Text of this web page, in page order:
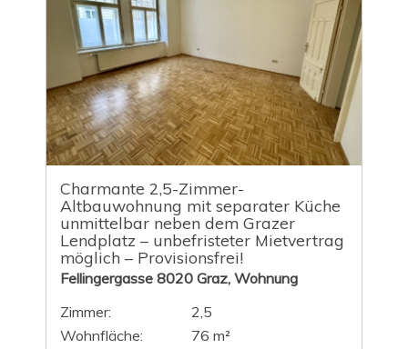
Charmante 2,5-Zimmer-
Altbauwohnung mit separater Küche
unmittelbar neben dem Grazer
Lendplatz – unbefristeter Mietvertrag
möglich – Provisionsfrei!
Fellingergasse 8020 Graz, Wohnung
Zimmer:
2,5
Wohnfläche:
76 m²